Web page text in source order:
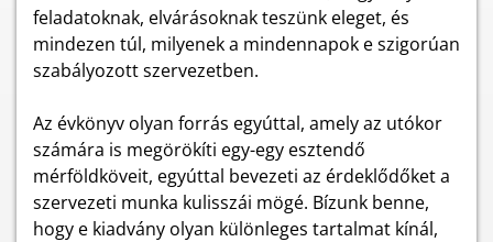
feladatoknak, elvárásoknak teszünk eleget, és
mindezen túl, milyenek a mindennapok e szigorúan
szabályozott szervezetben.
Az évkönyv olyan forrás egyúttal, amely az utókor
számára is megörökíti egy-egy esztendő
mérföldköveit, egyúttal bevezeti az érdeklődőket a
szervezeti munka kulisszái mögé. Bízunk benne,
hogy e kiadvány olyan különleges tartalmat kínál,